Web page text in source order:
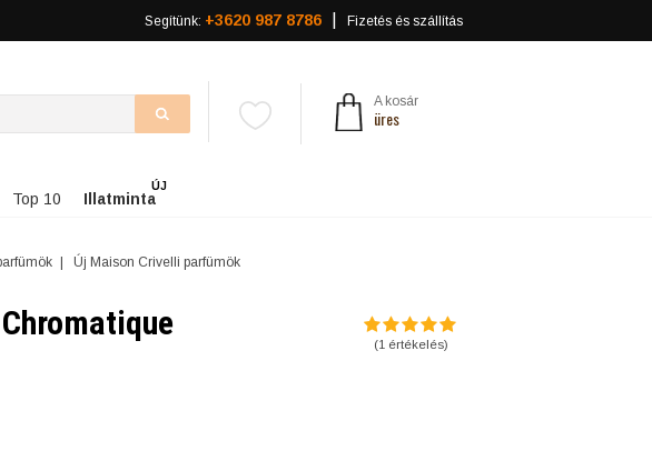
Segítünk: +3620 987 8786 Fizetés és szállítás
A kosár
üres
Top 10 Illatminta
ÚJ
Új Maison Crivelli parfümök
(1 értékelés)